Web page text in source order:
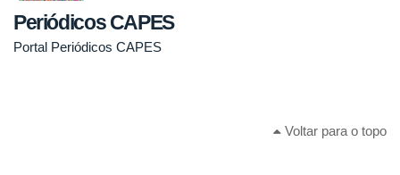
Periódicos CAPES
Portal Periódicos CAPES
Voltar para o topo